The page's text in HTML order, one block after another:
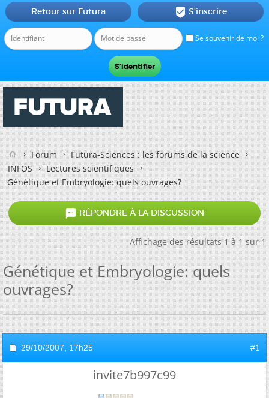
Se souvenir de moi ?
Retour sur Futura  S'inscrire
Forum
Futura-Sciences : les forums de la science
INFOS
Lectures scientifiques
Génétique et Embryologie: quels ouvrages?
 RÉPONDRE À LA DISCUSSION
Affichage des résultats 1 à 1 sur 1
Génétique et Embryologie: quels
ouvrages?
29/10/2007, 17h25 #1
invite7b997c99